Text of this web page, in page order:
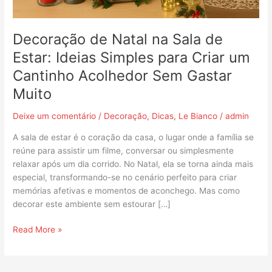
Decoração de Natal na Sala de
Estar: Ideias Simples para Criar um
Cantinho Acolhedor Sem Gastar
Muito
Deixe um comentário / Decoração, Dicas, Le Bianco /admin
A sala de estar é o coração da casa, o lugar onde a família se
reúne para assistir um filme, conversar ou simplesmente
relaxar após um dia corrido. No Natal, ela se torna ainda mais
especial, transformando-se no cenário perfeito para criar
memórias afetivas e momentos de aconchego. Mas como
decorar este ambiente sem estourar […]
Criar
um
Cantinho
Acolhedor
Sem
Gastar
Muito
Read More »